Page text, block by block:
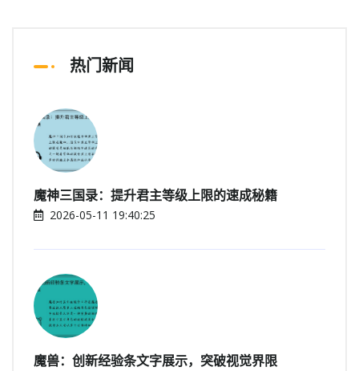
热门新闻
魔神三国录：提升君主等级上限的速成秘籍
2026-05-11 19:40:25
魔兽：创新经验条文字展示，突破视觉界限